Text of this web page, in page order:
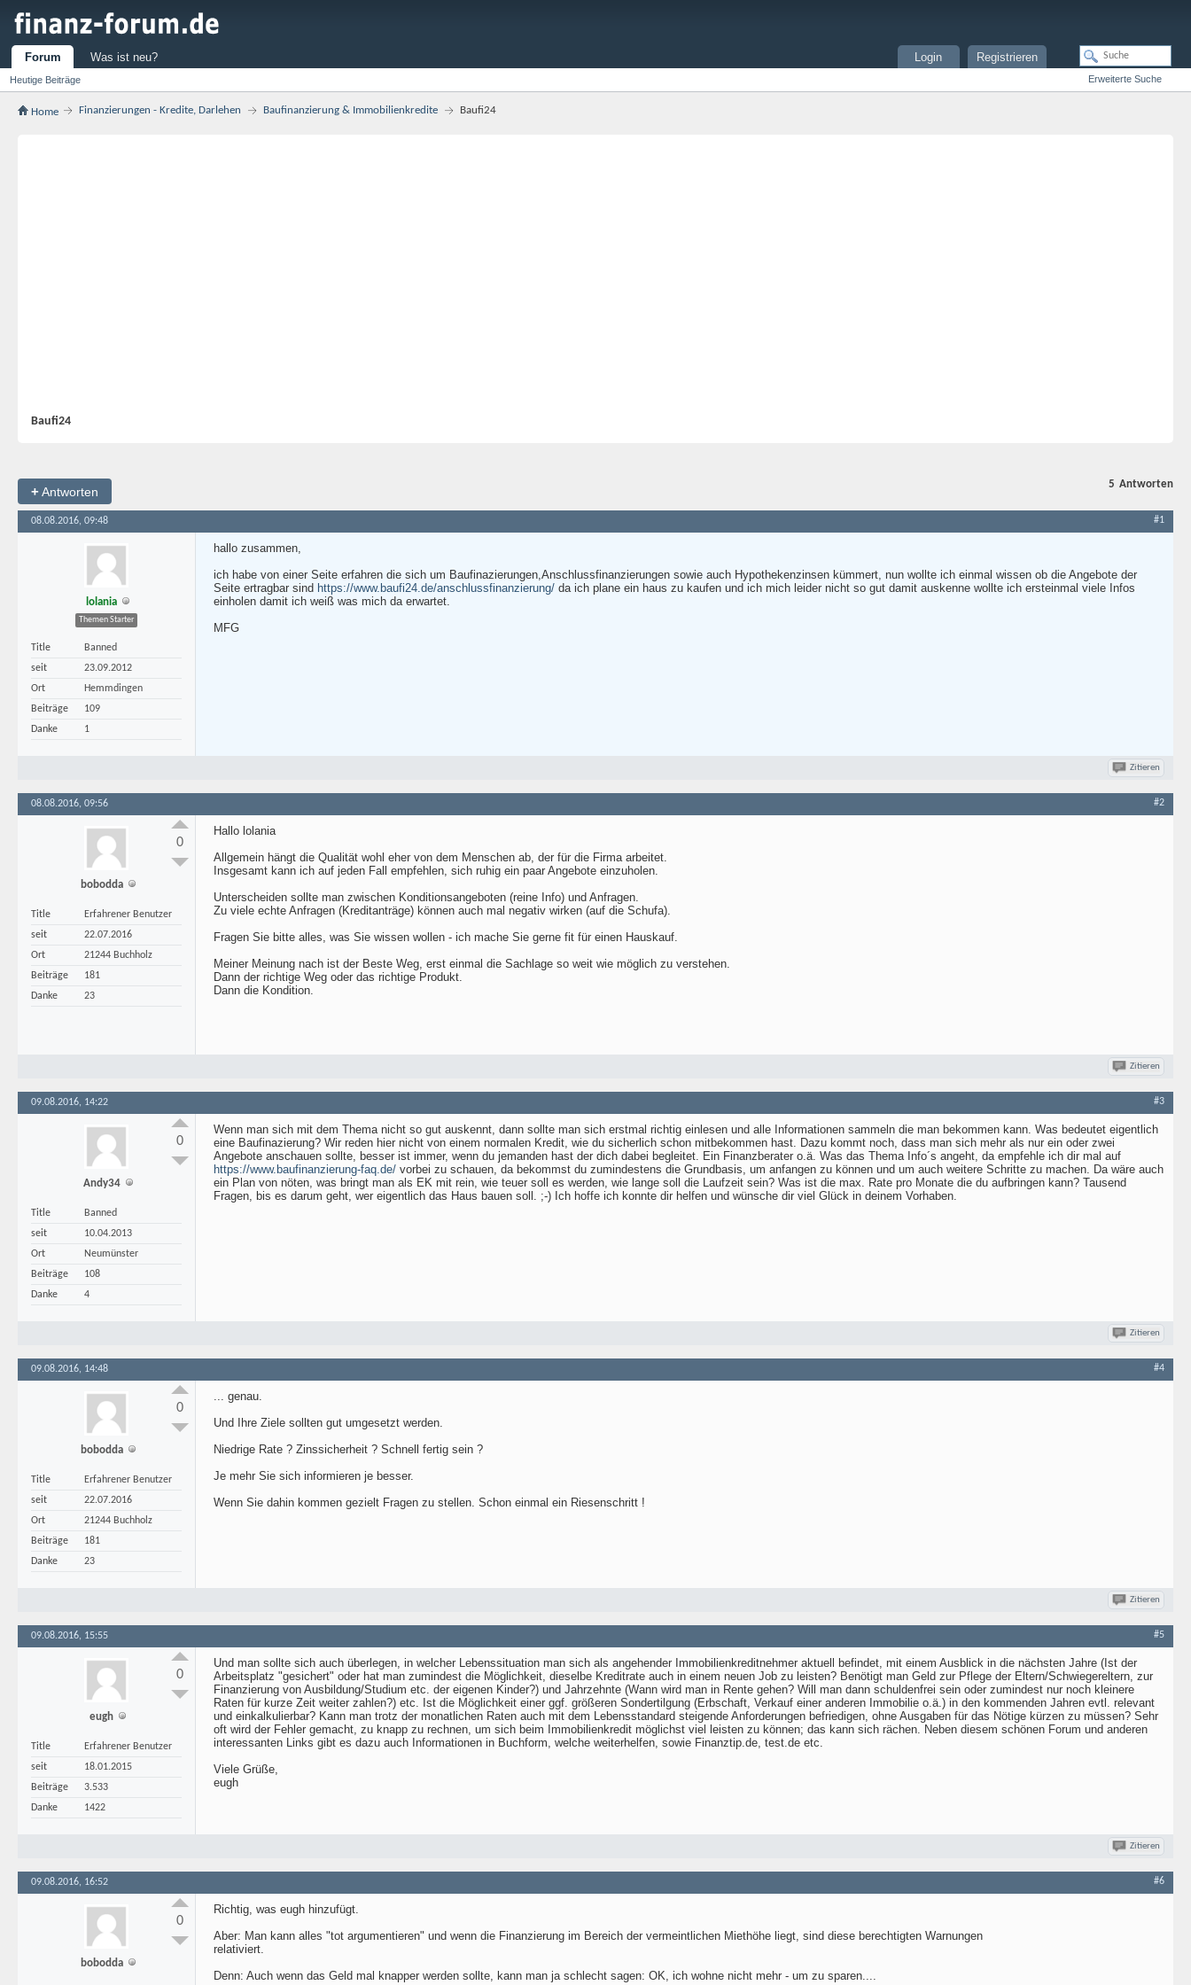
Forum
Heutige Beiträge
Was ist neu? Registrieren
Login
Erweiterte Suche
Home Finanzierungen - Kredite, Darlehen Baufinanzierung & Immobilienkredite Baufi24
Baufi24
+Antworten
5 Antworten
08.08.2016, 09:48 #1
lolania
Themen Starter
Title
Banned
seit
23.09.2012
Ort
Hemmdingen
Beiträge
109
Danke
1
hallo zusammen,
ich habe von einer Seite erfahren die sich um Baufinazierungen,Anschlussfinanzierungen sowie auch Hypothekenzinsen kümmert, nun wollte ich einmal wissen ob die Angebote der
Seite ertragbar sind https://www.baufi24.de/anschlussfinanzierung/ da ich plane ein haus zu kaufen und ich mich leider nicht so gut damit auskenne wollte ich ersteinmal viele Infos
einholen damit ich weiß was mich da erwartet.
MFG
Zitieren
08.08.2016, 09:56 #2
bobodda
Title
Erfahrener Benutzer
seit
22.07.2016
Ort
21244 Buchholz
Beiträge
181
Danke
23
0
Hallo lolania
Allgemein hängt die Qualität wohl eher von dem Menschen ab, der für die Firma arbeitet.
Insgesamt kann ich auf jeden Fall empfehlen, sich ruhig ein paar Angebote einzuholen.
Unterscheiden sollte man zwischen Konditionsangeboten (reine Info) und Anfragen.
Zu viele echte Anfragen (Kreditanträge) können auch mal negativ wirken (auf die Schufa).
Fragen Sie bitte alles, was Sie wissen wollen - ich mache Sie gerne fit für einen Hauskauf.
Meiner Meinung nach ist der Beste Weg, erst einmal die Sachlage so weit wie möglich zu verstehen.
Dann der richtige Weg oder das richtige Produkt.
Dann die Kondition.
Zitieren
09.08.2016, 14:22 #3
Andy34
Title
Banned
seit
10.04.2013
Ort
Neumünster
Beiträge
108
Danke
4
0
Wenn man sich mit dem Thema nicht so gut auskennt, dann sollte man sich erstmal richtig einlesen und alle Informationen sammeln die man bekommen kann. Was bedeutet eigentlich
eine Baufinazierung? Wir reden hier nicht von einem normalen Kredit, wie du sicherlich schon mitbekommen hast. Dazu kommt noch, dass man sich mehr als nur ein oder zwei
Angebote anschauen sollte, besser ist immer, wenn du jemanden hast der dich dabei begleitet. Ein Finanzberater o.ä. Was das Thema Info´s angeht, da empfehle ich dir mal auf
https://www.baufinanzierung-faq.de/ vorbei zu schauen, da bekommst du zumindestens die Grundbasis, um anfangen zu können und um auch weitere Schritte zu machen. Da wäre auch
ein Plan von nöten, was bringt man als EK mit rein, wie teuer soll es werden, wie lange soll die Laufzeit sein? Was ist die max. Rate pro Monate die du aufbringen kann? Tausend
Fragen, bis es darum geht, wer eigentlich das Haus bauen soll. ;-) Ich hoffe ich konnte dir helfen und wünsche dir viel Glück in deinem Vorhaben.
Zitieren
09.08.2016, 14:48 #4
bobodda
Title
Erfahrener Benutzer
seit
22.07.2016
Ort
21244 Buchholz
Beiträge
181
Danke
23
0
... genau.
Und Ihre Ziele sollten gut umgesetzt werden.
Niedrige Rate ? Zinssicherheit ? Schnell fertig sein ?
Je mehr Sie sich informieren je besser.
Wenn Sie dahin kommen gezielt Fragen zu stellen. Schon einmal ein Riesenschritt !
Zitieren
09.08.2016, 15:55 #5
eugh
Title
Erfahrener Benutzer
seit
18.01.2015
Beiträge
3.533
Danke
1422
0
Und man sollte sich auch überlegen, in welcher Lebenssituation man sich als angehender Immobilienkreditnehmer aktuell befindet, mit einem Ausblick in die nächsten Jahre (Ist der
Arbeitsplatz "gesichert" oder hat man zumindest die Möglichkeit, dieselbe Kreditrate auch in einem neuen Job zu leisten? Benötigt man Geld zur Pflege der Eltern/Schwiegereltern, zur
Finanzierung von Ausbildung/Studium etc. der eigenen Kinder?) und Jahrzehnte (Wann wird man in Rente gehen? Will man dann schuldenfrei sein oder zumindest nur noch kleinere
Raten für kurze Zeit weiter zahlen?) etc. Ist die Möglichkeit einer ggf. größeren Sondertilgung (Erbschaft, Verkauf einer anderen Immobilie o.ä.) in den kommenden Jahren evtl. relevant
und einkalkulierbar? Kann man trotz der monatlichen Raten auch mit dem Lebensstandard steigende Anforderungen befriedigen, ohne Ausgaben für das Nötige kürzen zu müssen? Sehr
oft wird der Fehler gemacht, zu knapp zu rechnen, um sich beim Immobilienkredit möglichst viel leisten zu können; das kann sich rächen. Neben diesem schönen Forum und anderen
interessanten Links gibt es dazu auch Informationen in Buchform, welche weiterhelfen, sowie Finanztip.de, test.de etc.
Viele Grüße,
eugh
Zitieren
09.08.2016, 16:52 #6
bobodda
0
Richtig, was eugh hinzufügt.
Aber: Man kann alles "tot argumentieren" und wenn die Finanzierung im Bereich der vermeintlichen Miethöhe liegt, sind diese berechtigten Warnungen
relativiert.
Denn: Auch wenn das Geld mal knapper werden sollte, kann man ja schlecht sagen: OK, ich wohne nicht mehr - um zu sparen....